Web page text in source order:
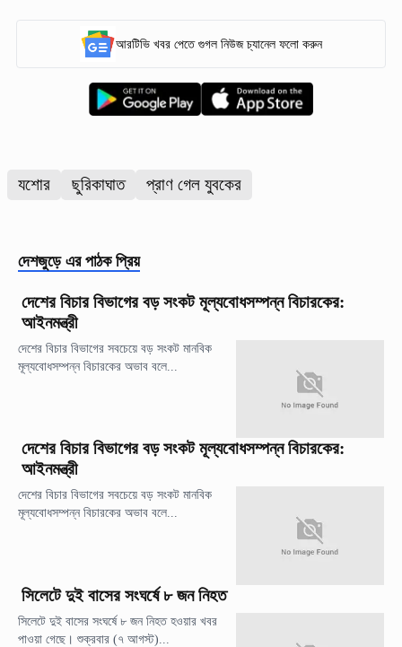
আরটিভি খবর পেতে গুগল নিউজ চ্যানেল ফলো করুন
যশোর ছুরিকাঘাত প্রাণ গেল যুবকের
দেশজুড়ে এর পাঠক প্রিয়
দেশের বিচার বিভাগের বড় সংকট মূল্যবোধসম্পন্ন বিচারকের:
আইনমন্ত্রী
দেশের বিচার বিভাগের সবচেয়ে বড় সংকট মানবিক
মূল্যবোধসম্পন্ন বিচারকের অভাব বলে...
দেশের বিচার বিভাগের বড় সংকট মূল্যবোধসম্পন্ন বিচারকের:
আইনমন্ত্রী
দেশের বিচার বিভাগের সবচেয়ে বড় সংকট মানবিক
মূল্যবোধসম্পন্ন বিচারকের অভাব বলে...
সিলেটে দুই বাসের সংঘর্ষে ৮ জন নিহত
সিলেটে দুই বাসের সংঘর্ষে ৮ জন নিহত হওয়ার খবর
পাওয়া গেছে। শুক্রবার (৭ আগস্ট)...